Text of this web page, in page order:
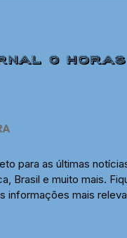
para as últimas
Brasil e muito mais.
informações mais